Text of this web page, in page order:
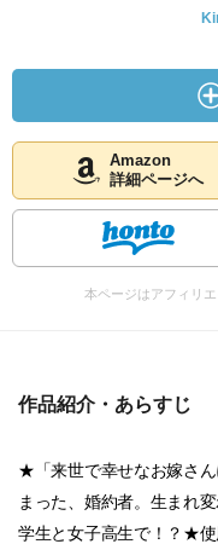
Amazon
詳細ページへ
本ページはアフィリ
作品紹介・あらすじ
★「来世で幸せなお嫁さ
まった、婚約者。生まれ
学生と女子高生で！？★